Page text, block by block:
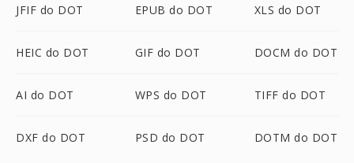
JFIF do DOT EPUB do DOT XLS do DOT
HEIC do DOT GIF do DOT DOCM do DOT
AI do DOT WPS do DOT TIFF do DOT
DXF do DOT PSD do DOT DOTM do DOT